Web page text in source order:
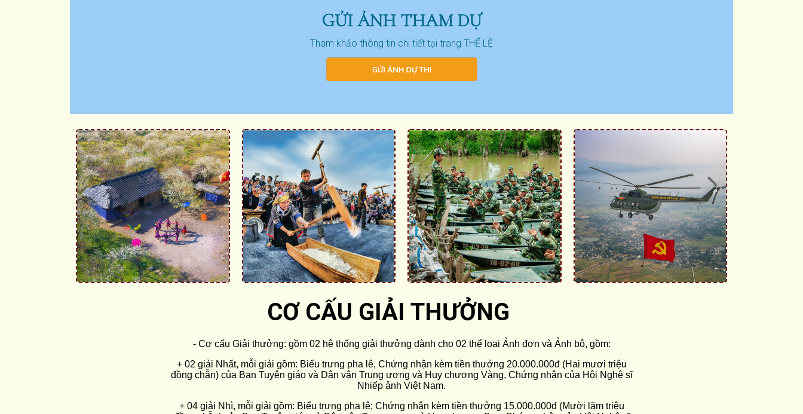
GỬI ẢNH THAM DỰ
Tham khảo thông tin chi tiết tại trang THỂ LỆ
CƠ CẤU GIẢI THƯỞNG
- Cơ cấu Giải thưởng: gồm 02 hệ thống giải thưởng dành cho 02 thể loại Ảnh đơn và Ảnh bộ, gồm:
+ 02 giải Nhất, mỗi giải gồm: Biểu trưng pha lê, Chứng nhận kèm tiền thưởng 20.000.000đ (Hai mươi triệu
đồng chẵn) của Ban Tuyên giáo và Dân vận Trung ương và Huy chương Vàng, Chứng nhận của Hội Nghệ sĩ
Nhiếp ảnh Việt Nam.
+ 04 giải Nhì, mỗi giải gồm: Biểu trưng pha lê; Chứng nhận kèm tiền thưởng 15.000.000đ (Mười lăm triệu